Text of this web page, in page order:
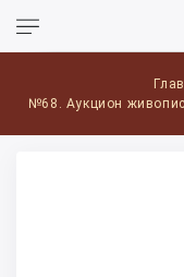
№68. Аукцион